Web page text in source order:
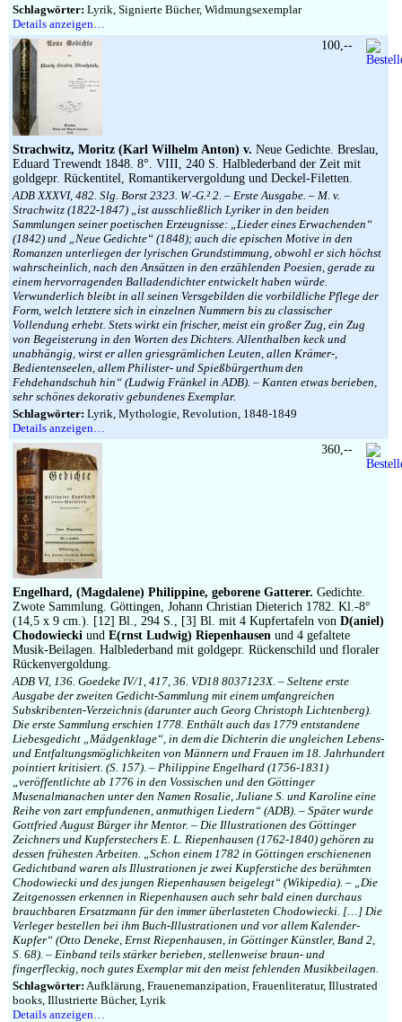
Schlagwörter: Lyrik, Signierte Bücher, Widmungsexemplar
Details anzeigen…
Strachwitz, Moritz (Karl Wilhelm Anton) v. Neue Gedichte. Breslau,
Eduard Trewendt 1848. 8°. VIII, 240 S. Halblederband der Zeit mit
goldgepr. Rückentitel, Romantikervergoldung und Deckel-Filetten.
ADB XXXVI, 482. Slg. Borst 2323. W.-G.² 2. – Erste Ausgabe. – M. v.
Strachwitz (1822-1847) „ist ausschließlich Lyriker in den beiden
Sammlungen seiner poetischen Erzeugnisse: „Lieder eines Erwachenden“
(1842) und „Neue Gedichte“ (1848); auch die epischen Motive in den
Romanzen unterliegen der lyrischen Grundstimmung, obwohl er sich höchst
wahrscheinlich, nach den Ansätzen in den erzählenden Poesien, gerade zu
einem hervorragenden Balladendichter entwickelt haben würde.
Verwunderlich bleibt in all seinen Versgebilden die vorbildliche Pflege der
Form, welch letztere sich in einzelnen Nummern bis zu classischer
Vollendung erhebt. Stets wirkt ein frischer, meist ein großer Zug, ein Zug
von Begeisterung in den Worten des Dichters. Allenthalben keck und
unabhängig, wirst er allen griesgrämlichen Leuten, allen Krämer-,
Bedientenseelen, allem Philister- und Spießbürgerthum den
Fehdehandschuh hin“ (Ludwig Fränkel in ADB). – Kanten etwas berieben,
sehr schönes dekorativ gebundenes Exemplar.
Schlagwörter: Lyrik, Mythologie, Revolution, 1848-1849
Details anzeigen…
100,--
Engelhard, (Magdalene) Philippine, geborene Gatterer. Gedichte.
Zwote Sammlung. Göttingen, Johann Christian Dieterich 1782. Kl.-8°
(14,5 x 9 cm.). [12] Bl., 294 S., [3] Bl. mit 4 Kupfertafeln von D(aniel)
Chodowiecki und E(rnst Ludwig) Riepenhausen und 4 gefaltete
Musik-Beilagen. Halblederband mit goldgepr. Rückenschild und floraler
Rückenvergoldung.
ADB VI, 136. Goedeke IV/1, 417, 36. VD18 8037123X. – Seltene erste
Ausgabe der zweiten Gedicht-Sammlung mit einem umfangreichen
Subskribenten-Verzeichnis (darunter auch Georg Christoph Lichtenberg).
Die erste Sammlung erschien 1778. Enthält auch das 1779 entstandene
Liebesgedicht „Mädgenklage“, in dem die Dichterin die ungleichen Lebens-
und Entfaltungsmöglichkeiten von Männern und Frauen im 18. Jahrhundert
pointiert kritisiert. (S. 157). – Philippine Engelhard (1756-1831)
„veröffentlichte ab 1776 in den Vossischen und den Göttinger
Musenalmanachen unter den Namen Rosalie, Juliane S. und Karoline eine
Reihe von zart empfundenen, anmuthigen Liedern“ (ADB). – Später wurde
Gottfried August Bürger ihr Mentor. – Die Illustrationen des Göttinger
Zeichners und Kupferstechers E. L. Riepenhausen (1762-1840) gehören zu
dessen frühesten Arbeiten. „Schon einem 1782 in Göttingen erschienenen
Gedichtband waren als Illustrationen je zwei Kupferstiche des berühmten
Chodowiecki und des jungen Riepenhausen beigelegt“ (Wikipedia). – „Die
Zeitgenossen erkennen in Riepenhausen auch sehr bald einen durchaus
brauchbaren Ersatzmann für den immer überlasteten Chodowiecki. […] Die
Verleger bestellen bei ihm Buch-Illustrationen und vor allem Kalender-
Kupfer“ (Otto Deneke, Ernst Riepenhausen, in Göttinger Künstler, Band 2,
S. 68). – Einband teils stärker berieben, stellenweise braun- und
fingerfleckig, noch gutes Exemplar mit den meist fehlenden Musikbeilagen.
Schlagwörter: Aufklärung, Frauenemanzipation, Frauenliteratur, Illustrated
books, Illustrierte Bücher, Lyrik
Details anzeigen…
360,--